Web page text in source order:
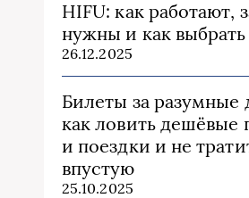
HIFU: как работают,
нужны и как
26.12.2025
Билеты за разумные
как ловить дешёвые
и поездки и не
впустую
25.10.2025